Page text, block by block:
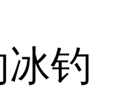
钓